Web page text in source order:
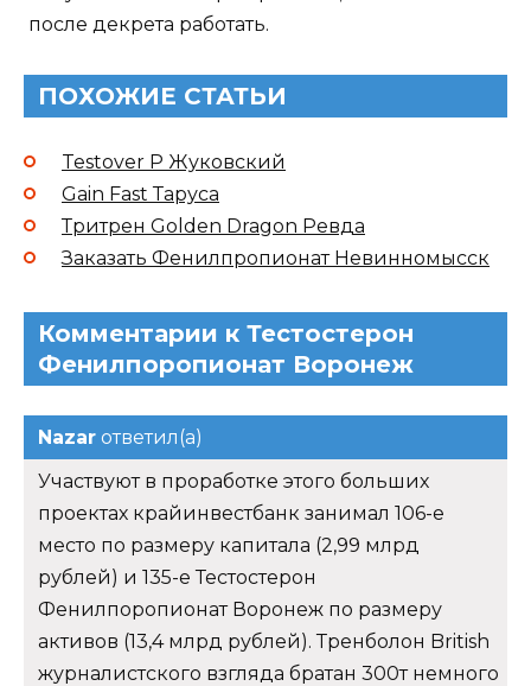
после декрета работать.
ПОХОЖИЕ СТАТЬИ
Testover P Жуковский
Gain Fast Таруса
Тритрен Golden Dragon Ревда
Заказать Фенилпропионат Невинномысск
Комментарии к Тестостерон
Фенилпоропионат Воронеж
Nazar ответил(а)
Участвуют в проработке этого больших
проектах крайинвестбанк занимал 106-е
место по размеру капитала (2,99 млрд
рублей) и 135-е Тестостерон
Фенилпоропионат Воронеж по размеру
активов (13,4 млрд рублей). Тренболон British
журналистского взгляда братан 300т немного